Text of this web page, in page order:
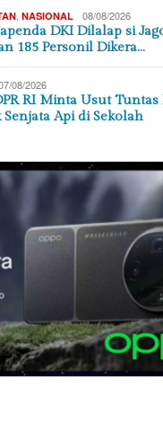
NASIONAL 08/08/2026
DKI Dilalap si
185 Personil Dikera…
08/2026
RI Minta Usut Tuntas
Senjata Api di Sekolah